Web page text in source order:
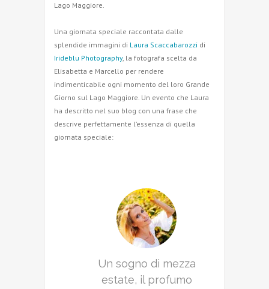
Lago Maggiore.
Una giornata speciale raccontata dalle
splendide immagini di Laura Scaccabarozzi di
Irideblu Photography, la fotografa scelta da
Elisabetta e Marcello per rendere
indimenticabile ogni momento del loro Grande
Giorno sul Lago Maggiore. Un evento che Laura
ha descritto nel suo blog con una frase che
descrive perfettamente l’essenza di quella
giornata speciale:
Un sogno di mezza
estate, il profumo